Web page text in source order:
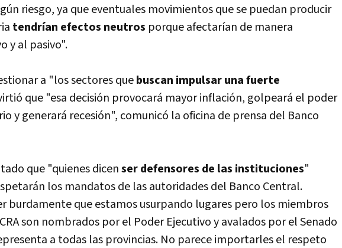
riesgo, ya que eventuales movimientos que se puedan producir
tendrían efectos neutros porque afectarían de manera
y al pasivo".
a "los sectores quebuscan impulsar una fuerte
que "esa decisión provocará mayor inflación, golpeará el poder
y generará recesión", comunicó la oficina de prensa del Banco
que "quienes dicenser defensores de las instituciones"
los mandatos de las autoridades del Banco Central.
burdamente que estamos usurpando lugares pero los miembros
son nombrados por el Poder Ejecutivo y avalados por el Senado
a todas las provincias. No parece importarles el respeto